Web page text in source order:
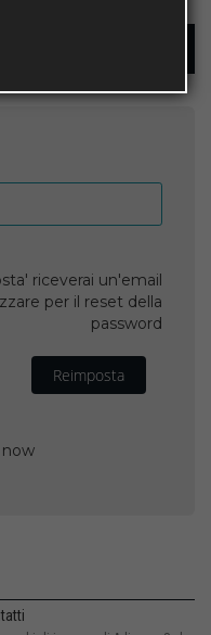
riceverai un'email
per il reset della
password
Reimposta